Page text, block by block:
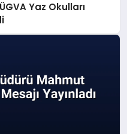
Yaz Okulları